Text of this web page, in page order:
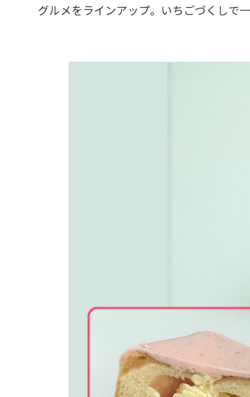
グルメをラインアップ。いちごづくしで